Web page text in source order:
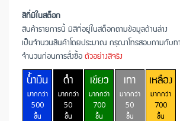
สีที่มีในสต็อก
สินค้ารายการนี้ มีสีที่อยู่ในสต็อกตามข้อมูลด้านล่าง
เป็นจำนวนสินค้าโดยประมาณ กรุณาโทรสอบถามกับ
จำนวนก่อนการสั่งซื้อ ตัวอย่างสีจริง
น้ำเงิน
มากกว่า
500
ชิ้น
ดำ
มากกว่า
50
ชิ้น
เขียว
มากกว่า
700
ชิ้น
เทา
มากกว่า
50
ชิ้น
เหลือง
มากกว่า
700
ชิ้น